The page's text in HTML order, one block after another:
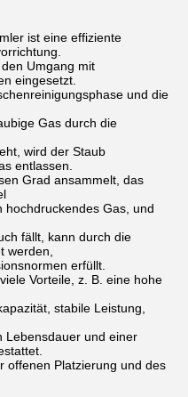
ist eine effiziente
Umgang mit
eingesetzt.
und die
Gas durch die
wird der Staub
entlassen.
Grad ansammelt, das
hochdruckendes Gas, und
fällt, kann durch die
werden,
erfüllt.
Vorteile, z. B. eine hohe
stabile Leistung,
Lebensdauer und einer
offenen Platzierung und des